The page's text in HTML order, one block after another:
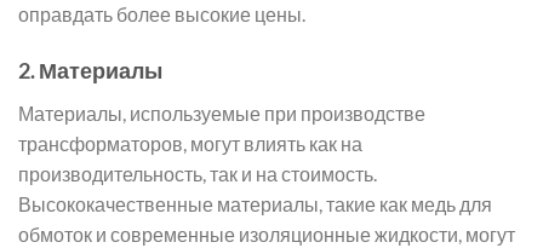
оправдать более высокие цены.
2.Материалы
Материалы, используемые при производстве
трансформаторов, могут влиять как на
производительность, так и на стоимость.
Высококачественные материалы, такие как медь для
обмоток и современные изоляционные жидкости, могут